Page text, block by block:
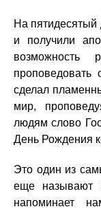
На
и получили
возможность
сделал
мир,
людям слово
День Рождения
Это один из
еще называют
напоминает